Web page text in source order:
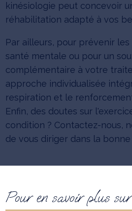
kinésiologie peut concevoir
réhabilitation adapté à vos
Par ailleurs, pour prévenir les
santé mentale ou pour un
complémentaire à votre
approche individualisée
respiration et le
Enfin, des doutes sur
condition ? Contactez-nous,
de vous diriger dans la
Pour en savoir plus